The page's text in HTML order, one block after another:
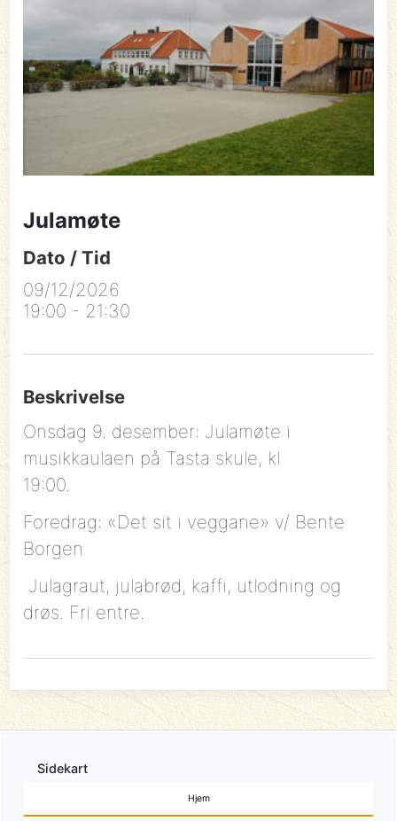
Julamøte
Dato / Tid
09/12/2026
19:00 - 21:30
Beskrivelse
Onsdag 9. desember: Julamøte i
musikkaulaen på Tasta skule, kl
19:00.
Foredrag: «Det sit i veggane» v/ Bente
Borgen
Julagraut, julabrød, kaffi, utlodning og
drøs. Fri entre.
Sidekart
Hjem